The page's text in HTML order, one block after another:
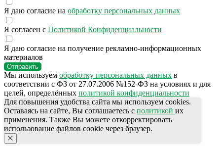
Я даю согласие на обработку персональных данных
Я согласен с Политикой Конфиденциальности
Я даю согласие на получение рекламно-информационных
материалов
Отправить
Мы используем обработку персональных данных в
соответствии с ФЗ от 27.07.2006 №152-ФЗ на условиях и для
целей, определённых политикой конфиденциальности
Для повышения удобства сайта мы используем cookies.
Оставаясь на сайте, Вы соглашаетесь с политикой их
применения. Также Вы можете откорректировать
использование файлов cookie через браузер.